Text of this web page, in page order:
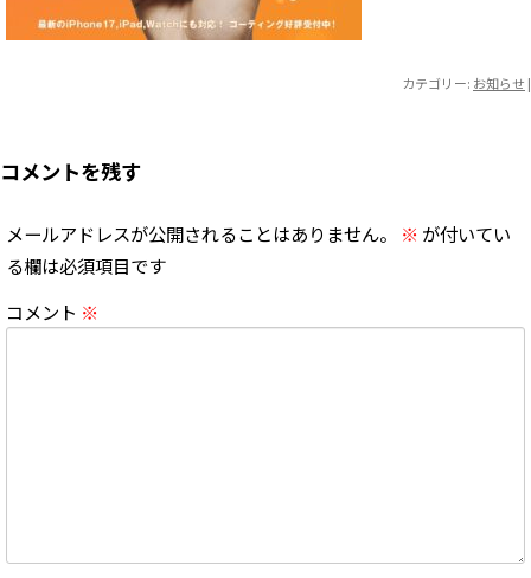
カテゴリー: お知らせ |
コメントを残す
メールアドレスが公開されることはありません。 ※ が付いてい
る欄は必須項目です
コメント ※